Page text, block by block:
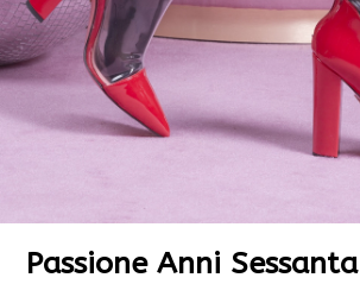
Passione Anni Sessanta